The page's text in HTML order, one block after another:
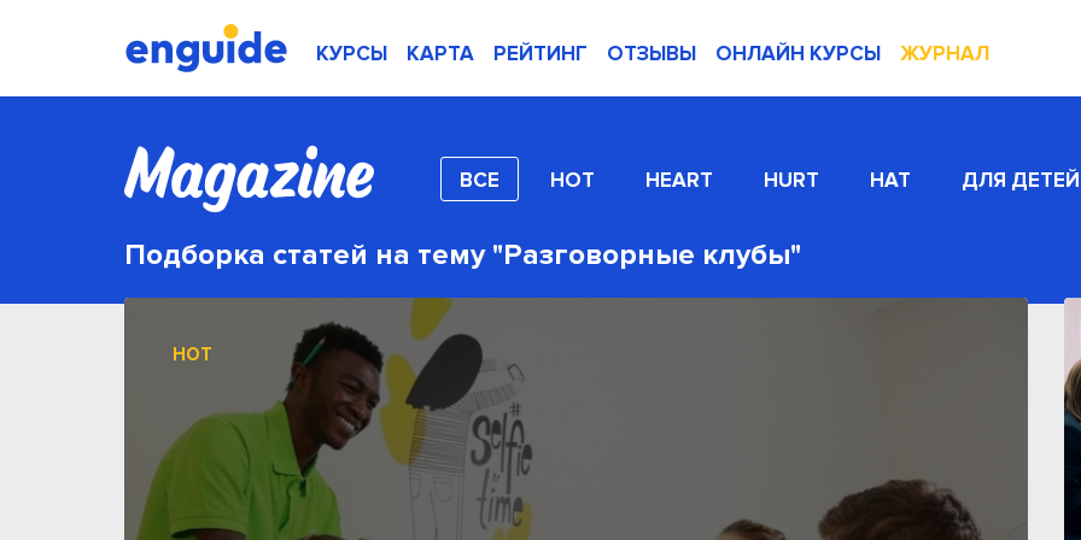
КУРСЫ КАРТА РЕЙТИНГ ОТЗЫВЫ ОНЛАЙН КУРСЫ ЖУРНАЛ
ВСЕ HOT HEART HURT HAT ДЛЯ ДЕТЕЙ
Подборка статей на тему "Разговорные клубы"
HOT